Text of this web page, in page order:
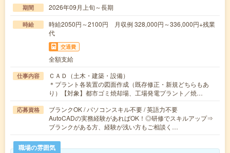
期間 2026年09月上旬～長期
時給
時給2050円～2100円 月収例 328,000円～336,000円+残業
代
交通費
全額支給
仕事内容
ＣＡＤ（土木・建築・設備）
＊プラント各装置の図面作成（既存修正・新規どちらもあ
り）【対象】都市ゴミ焼却場、工場発電プラント／焼…
応募資格
ブランクOK / パソコンスキル不要 / 英語力不要
AutoCADの実務経験があればOK！◎研修でスキルアップ⇒
ブランクがある方、経験が浅い方もご相談く…
職場の雰囲気